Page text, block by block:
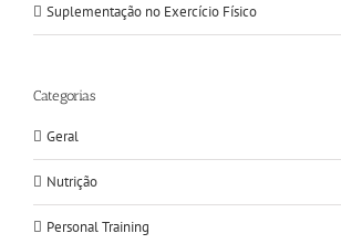
Suplementação no Exercício Físico
Categorias
Geral
Nutrição
Personal Training